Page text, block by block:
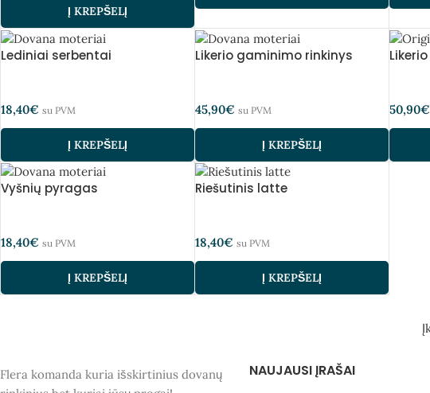
Į KREPŠELĮ
Lediniai serbentai
18,40€ su PVM
Į KREPŠELĮ
Likerio gaminimo rinkinys
45,90€ su PVM
Į KREPŠELĮ
50,90€
Vyšnių pyragas
18,40€ su PVM
Į KREPŠELĮ
Riešutinis latte
18,40€ su PVM
Į KREPŠELĮ
Flera komanda kuria išskirtinius dovanų
NAUJAUSI ĮRAŠAI